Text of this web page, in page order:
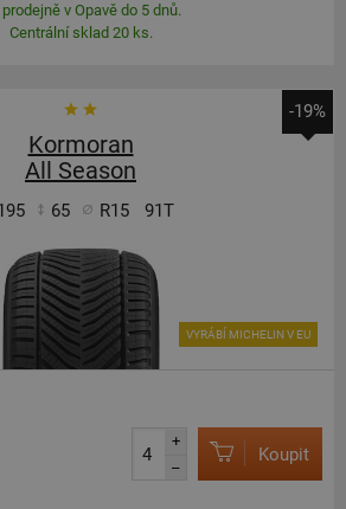
prodejně v Opavě do 5 dnů.
Centrální sklad 20 ks.
-19%
Kormoran
All Season
65 R15 91T
VYRÁBÍ MICHELIN V EU
+
–
Koupit